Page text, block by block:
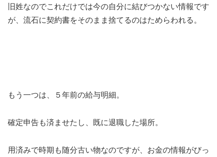
旧姓なのでこれだけでは今の自分に結びつかない情報です
が、流石に契約書をそのまま捨てるのはためらわれる。
もう一つは、５年前の給与明細。
確定申告も済ませたし、既に退職した場所。
用済みで時期も随分古い物なのですが、お金の情報がびっ